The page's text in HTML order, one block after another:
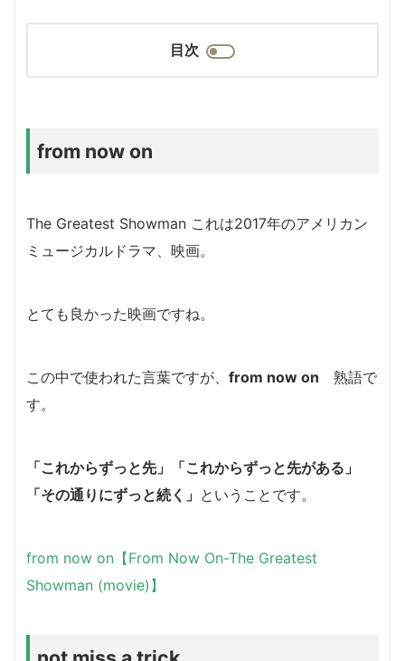
目次
from now on
The Greatest Showman これは2017年のアメリカン
ミュージカルドラマ、映画。
とても良かった映画ですね。
この中で使われた言葉ですが、 from now on 熟語で
す。
「これからずっと先」「これからずっと先がある」
「その通りにずっと続く」 ということです。
from now on【From Now On-The Greatest
Showman (movie)】